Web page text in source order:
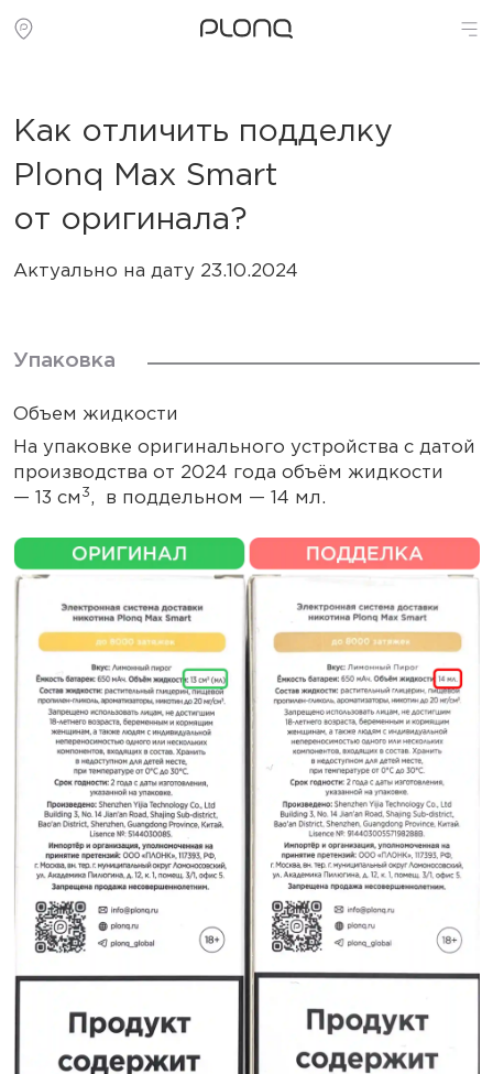
Как отличить подделку
Plonq Max Smart
от оригинала?
Актуально на дату 23.10.2024
Упаковка
Объем жидкости
На упаковке оригинального устройства с датой
производства от 2024 года объём жидкости
— 13 см 3, в поддельном — 14 мл.